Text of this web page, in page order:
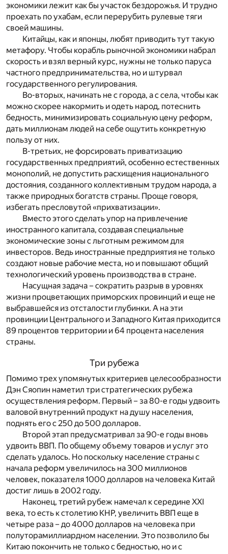
экономики лежит как бы участок бездорожья. И трудно
проехать по ухабам, если перерубить рулевые тяги
своей машины.
Китайцы, как и японцы, любят приводить тут такую
метафору. Чтобы корабль рыночной экономики набрал
скорость и взял верный курс, нужны не только паруса
частного предпринимательства, но и штурвал
государственного регулирования.
Во-вторых, начинать не с города, а с села, чтобы как
можно скорее накормить и одеть народ, потеснить
бедность, минимизировать социальную цену реформ,
дать миллионам людей на себе ощутить конкретную
пользу от них.
В-третьих, не форсировать приватизацию
государственных предприятий, особенно естественных
монополий, не допустить расхищения национального
достояния, созданного коллективным трудом народа, а
также природных богатств страны. Проще говоря,
избегать пресловутой «прихватизации».
Вместо этого сделать упор на привлечение
иностранного капитала, создавая специальные
экономические зоны с льготным режимом для
инвесторов. Ведь иностранные предприятия не только
создают новые рабочие места, но и повышают общий
технологический уровень производства в стране.
Насущная задача – сократить разрыв в уровнях
жизни процветающих приморских провинций и еще не
выбравшейся из отсталости глубинки. А на эти
провинции Центрального и Западного Китая приходится
89 процентов территории и 64 процента населения
страны.
Три рубежа
Помимо трех упомянутых критериев целесообразности
Дэн Сяопин наметил три стратегических рубежа
осуществления реформ. Первый – за 80-е годы удвоить
валовой внутренний продукт на душу населения,
поднять его с 250 до 500 долларов.
Второй этап предусматривал за 90-е годы вновь
удвоить ВВП. По общему объему товаров и услуг это
сделать удалось. Но поскольку население страны с
начала реформ увеличилось на 300 миллионов
человек, показателя 1000 долларов на человека Китай
достиг лишь в 2002 году.
Наконец, третий рубеж намечал к середине XXI
века, то есть к столетию КНР, увеличить ВВП еще в
четыре раза – до 4000 долларов на человека при
полуторамиллиардном населении. Это позволило бы
Китаю покончить не только с бедностью, но и с